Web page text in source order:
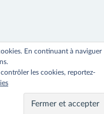
En continuant à naviguer
les cookies, reportez-